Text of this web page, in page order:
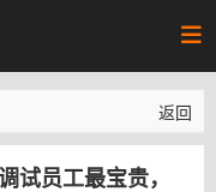
返回
试员工最宝贵，